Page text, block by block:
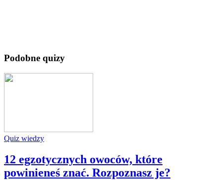
Podobne quizy
Quiz wiedzy
12 egzotycznych owoców, które
powinieneś znać. Rozpoznasz je?